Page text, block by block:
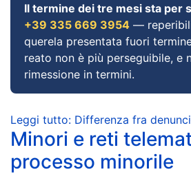
Il termine dei tre mesi sta per
+39 335 669 3954 —
querela presentata fuori
reato non è più perseguibile, e
rimessione in termini.
Leggi tutto: Differenza fra
Minori e reti
processo minorile